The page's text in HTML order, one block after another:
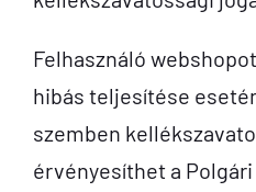
Felhasználó
hibás teljesítése
szemben
érvényesíthet a